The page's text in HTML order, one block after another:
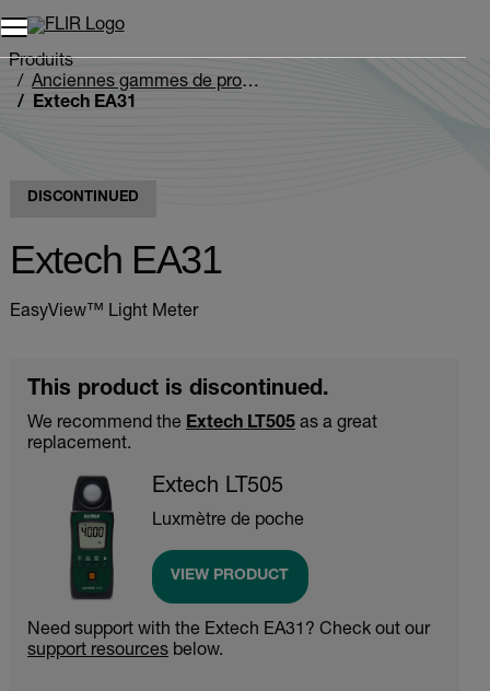
Unread messages
Modèle
Supprimer
articles
Ajouter au panier
Ajouté au panier
Produits
Anciennes gammes de produits
Extech EA31
DISCONTINUED
Extech EA31
EasyView™ Light Meter
This product is discontinued.
We recommend the Extech LT505 as a great
replacement.
Extech LT505
Luxmètre de poche
VIEW PRODUCT
Need support with the Extech EA31? Check out our
support resources below.